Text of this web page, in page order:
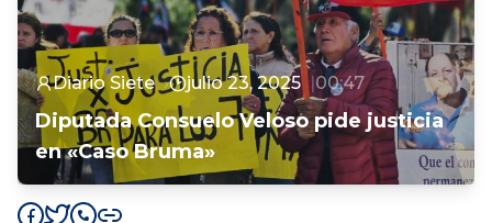
Diario Siete julio 23, 2025 00:47
Diputada Consuelo Veloso pide justicia
en «Caso Bruma»